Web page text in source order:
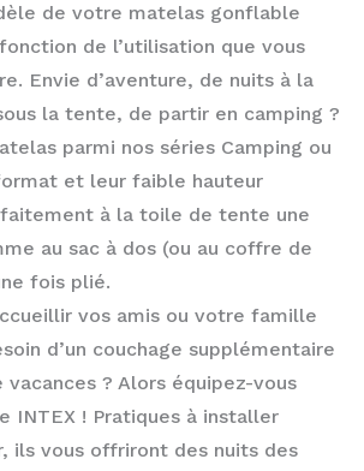
de votre matelas gonflable
de l’utilisation que vous
Envie d’aventure, de nuits à la
la tente, de partir en camping ?
parmi nos séries Camping ou
et leur faible hauteur
à la toile de tente une
au sac à dos (ou au coffre de
fois plié.
vos amis ou votre famille
d’un couchage supplémentaire
? Alors équipez-vous
INTEX ! Pratiques à installer
ils vous offriront des nuits des